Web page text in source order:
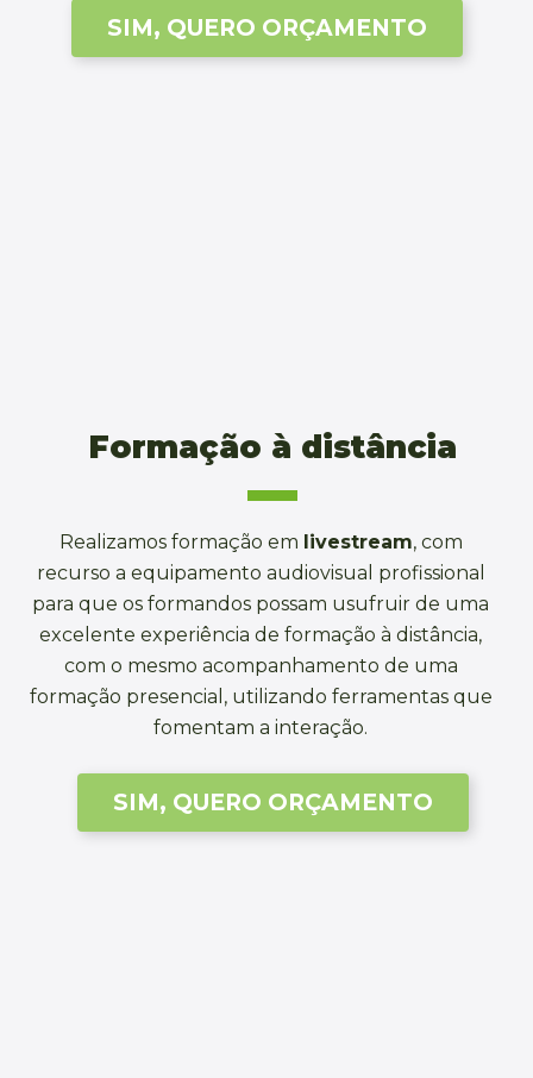
SIM, QUERO ORÇAMENTO
Formação à distância
Realizamos formação em livestream, com
recurso a equipamento audiovisual profissional
para que os formandos possam usufruir de uma
excelente experiência de formação à distância,
com o mesmo acompanhamento de uma
formação presencial, utilizando ferramentas que
fomentam a interação.
SIM, QUERO ORÇAMENTO